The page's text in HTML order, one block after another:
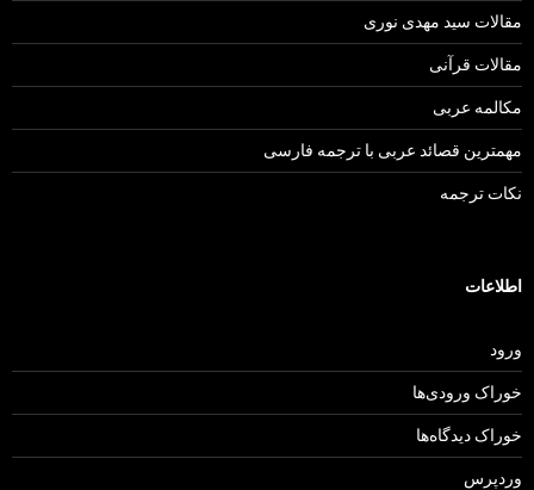
مقالات سید مهدی نوری
مقالات قرآنی
مکالمه عربی
مهمترین قصائد عربی با ترجمه فارسی
نکات ترجمه
اطلاعات
ورود
خوراک ورودی‌ها
خوراک دیدگاه‌ها
وردپرس